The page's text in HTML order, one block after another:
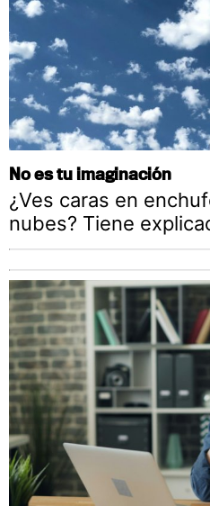
No es tu imaginación
¿Ves caras en
nubes? Tiene